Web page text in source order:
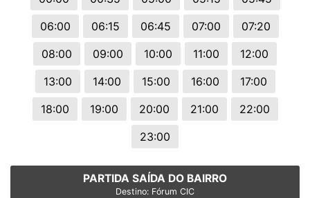
06:00
06:15 06:45 07:00
07:20
08:00
09:00 10:00 11:00
12:00
13:00
14:00 15:00 16:00
17:00
18:00
19:00 20:00 21:00
22:00
23:00
PARTIDA SAÍDA DO BAIRRO
Destino: Fórum CIC